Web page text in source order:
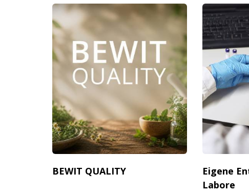
BEWIT QUALITY
Eigene
Labore